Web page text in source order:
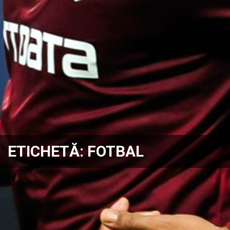
ETICHETĂ:FOTBAL